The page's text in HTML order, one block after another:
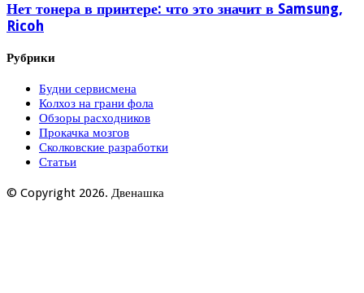
Нет тонера в принтере: что это значит в Samsung,
Ricoh
Рубрики
Будни сервисмена
Колхоз на грани фола
Обзоры расходников
Прокачка мозгов
Сколковские разработки
Статьи
© Copyright 2026. Двенашка